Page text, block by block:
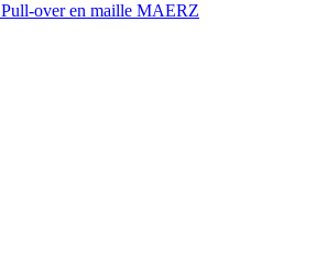
Pull-over en maille MAERZ